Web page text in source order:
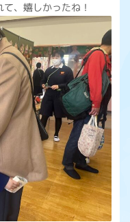
、嬉しかったね！